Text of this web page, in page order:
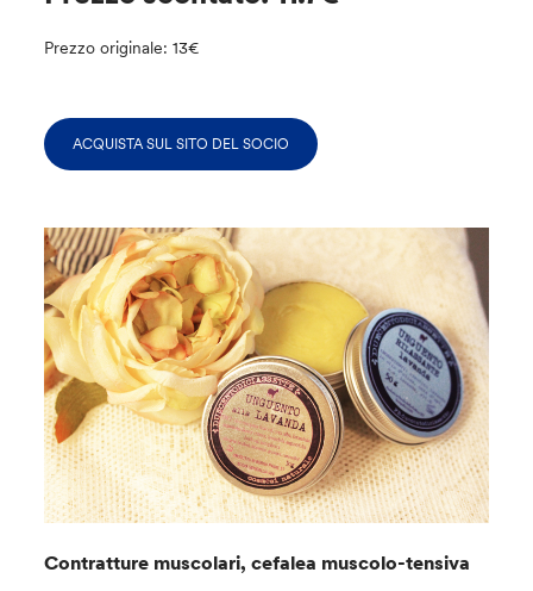
Prezzo originale: 13€
ACQUISTA SUL SITO DEL SOCIO
Contratture muscolari, cefalea muscolo-tensiva